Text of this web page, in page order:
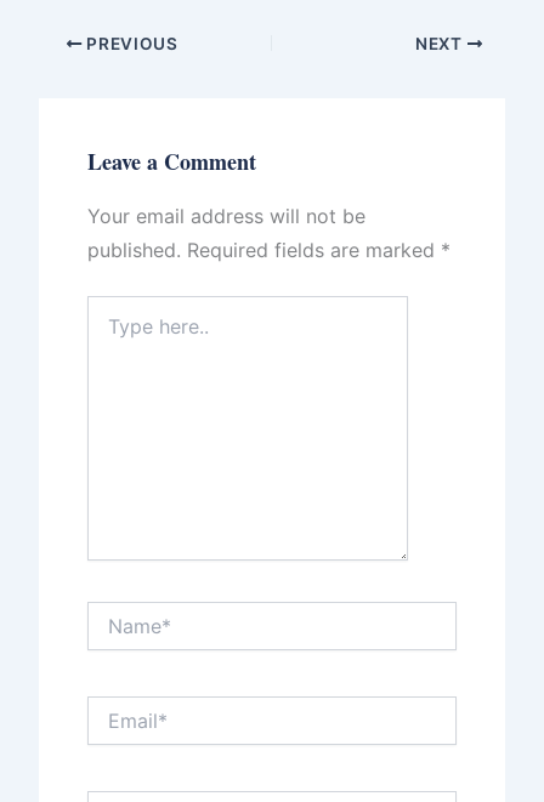
PREVIOUS NEXT
Leave a Comment
Your email address will not be
published. Required fields are marked *
here..